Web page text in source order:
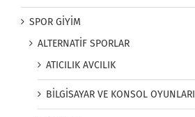
SPOR GİYİM
ALTERNATİF SPORLAR
ATICILIK AVCILIK
BİLGİSAYAR VE KONSOL OYUNLARI